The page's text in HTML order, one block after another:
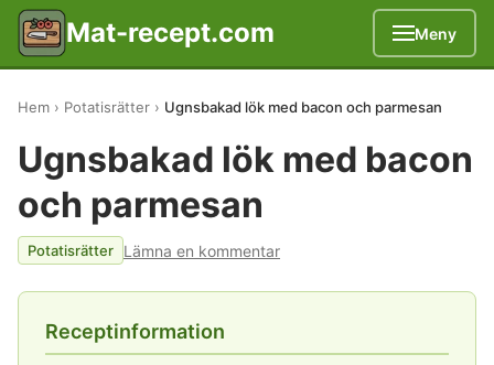
Mat-recept.com Meny
Hem Potatisrätter Ugnsbakad lök med bacon och parmesan
Ugnsbakad lök med bacon
och parmesan
Potatisrätter Lämna en kommentar
Receptinformation